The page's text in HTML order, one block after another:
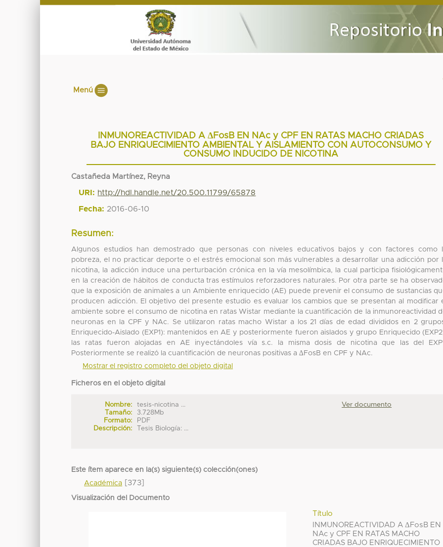
Menú
INMUNOREACTIVIDAD A ΔFosB EN NAc y CPF EN RATAS MACHO CRIADAS
BAJO ENRIQUECIMIENTO AMBIENTAL Y AISLAMIENTO CON AUTOCONSUMO Y
CONSUMO INDUCIDO DE NICOTINA
Castañeda Martínez, Reyna
URI: http://hdl.handle.net/20.500.11799/65878
Fecha: 2016-06-10
Resumen:
Algunos estudios han demostrado que personas con niveles educativos bajos y con factores como
pobreza, el no practicar deporte o el estrés emocional son más vulnerables a desarrollar una adicción por
nicotina, la adicción induce una perturbación crónica en la vía mesolímbica, la cual participa
en la creación de hábitos de conducta tras estímulos reforzadores naturales. Por otra parte se ha
que la exposición de animales a un Ambiente enriquecido (AE) puede prevenir el consumo de sustancias
producen adicción. El objetivo del presente estudio es evaluar los cambios que se presentan al modificar
ambiente sobre el consumo de nicotina en ratas Wistar mediante la cuantificación de la inmunoreactividad
neuronas en la CPF y NAc. Se utilizaron ratas macho Wistar a los 21 días de edad divididos en 2
Enriquecido-Aislado (EXP1): mantenidos en AE y posteriormente fueron aislados y grupo Enriquecido
las ratas fueron alojadas en AE inyectándoles vía s.c. la misma dosis de nicotina que las del
Posteriormente se realizó la cuantificación de neuronas positivas a ∆FosB en CPF y NAc.
Mostrar el registro completo del objeto digital
Ficheros en el objeto digital
Nombre:
tesis-nicotina ...
Tamaño:
3.728Mb
Formato:
PDF
Descripción:
Tesis Biología: ...
Ver documento
Este ítem aparece en la(s) siguiente(s) colección(ones)
Académica [373]
Visualización del Documento
Título
INMUNOREACTIVIDAD A ΔFosB EN
NAc y CPF EN RATAS MACHO
CRIADAS BAJO ENRIQUECIMIENTO